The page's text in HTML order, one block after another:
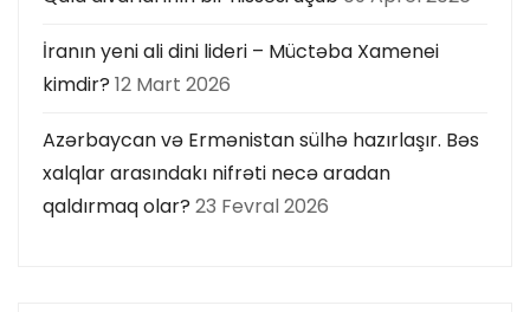
İranın yeni ali dini lideri – Müctəba Xamenei
kimdir? 12 Mart 2026
Azərbaycan və Ermənistan sülhə hazırlaşır. Bəs
xalqlar arasındakı nifrəti necə aradan
qaldırmaq olar? 23 Fevral 2026